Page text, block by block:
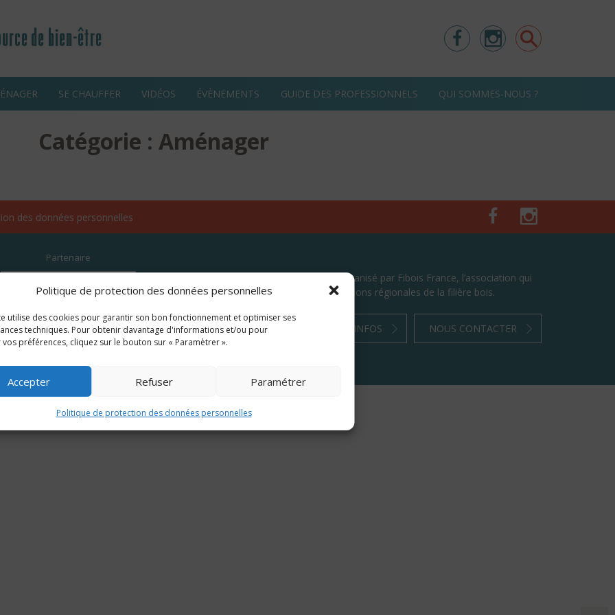
Politique de protection des données personnelles
utilise des cookies pour garantir son bon fonctionnement et optimiser ses
techniques. Pour obtenir davantage d'informations et/ou pour
préférences, cliquez sur le bouton sur « Paramètrer ».
Accepter Refuser Paramétrer
Politique de protection des données personnelles
FacebookInstagram
SE CHAUFFER VIDÉOS ÉVÈNEMENTS GUIDE DES PROFESSIONNELS QUI SOMMES-NOUS ?
Catégorie : Aménager
des données personnelles Facebook
Partenaire
Habiter Bois est un évènement organisé par Fibois France, l’association qui
regroupe et fédère les interprofessions régionales de la filière bois.
NOUS CONTACTER
PLUS D’INFOS
©2017 - 2026Fibois France - Site réalisé par